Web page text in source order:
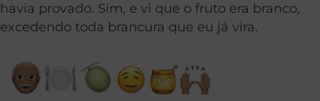
havia provado. Sim, e vi que o fruto era branco,
excedendo toda brancura que eu já vira.